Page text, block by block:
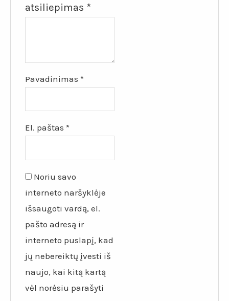
atsiliepimas *
Pavadinimas*
El. paštas*
Noriu savo
interneto naršyklėje
išsaugoti vardą, el.
pašto adresą ir
interneto puslapį, kad
jų nebereiktų įvesti iš
naujo, kai kitą kartą
vėl norėsiu parašyti